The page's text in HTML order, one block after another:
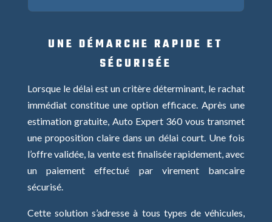
UNE DÉMARCHE RAPIDE ET
SÉCURISÉE
Lorsque le délai est un critère déterminant, le rachat
immédiat constitue une option efficace. Après une
estimation gratuite, Auto Expert 360 vous transmet
une proposition claire dans un délai court. Une fois
l’offre validée, la vente est finalisée rapidement, avec
un paiement effectué par virement bancaire
sécurisé.
Cette solution s’adresse à tous types de véhicules,